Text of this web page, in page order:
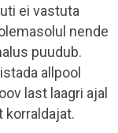
ei vastuta
nende
puudub.
allpool
last laagri ajal
korraldajat.